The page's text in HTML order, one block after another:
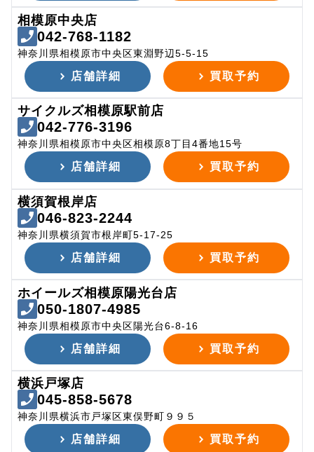
相模原中央店
042-768-1182
神奈川県相模原市中央区東淵野辺5-5-15
店舗詳細 買取予約
サイクルズ相模原駅前店
042-776-3196
神奈川県相模原市中央区相模原8丁目4番地15号
店舗詳細 買取予約
横須賀根岸店
046-823-2244
神奈川県横須賀市根岸町5-17-25
店舗詳細 買取予約
ホイールズ相模原陽光台店
050-1807-4985
神奈川県相模原市中央区陽光台6-8-16
店舗詳細 買取予約
横浜戸塚店
045-858-5678
神奈川県横浜市戸塚区東俣野町９９５
店舗詳細 買取予約